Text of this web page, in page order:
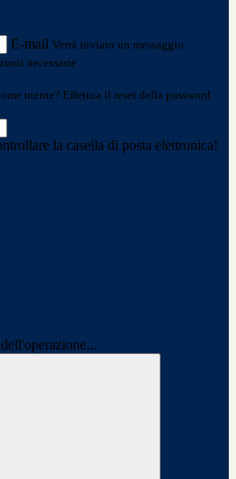
E-mail Verrà inviato un messaggio
necessarie.
utente? Effettua il reset della password
la casella di posta elettronica!